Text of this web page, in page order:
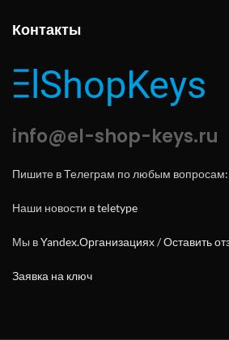
Контакты
info@el-shop-keys.ru
Пишите в Телеграм по любым вопросам:
Наши новости вteletype
Мы вYandex.Организациях/Оставить
Заявка на ключ